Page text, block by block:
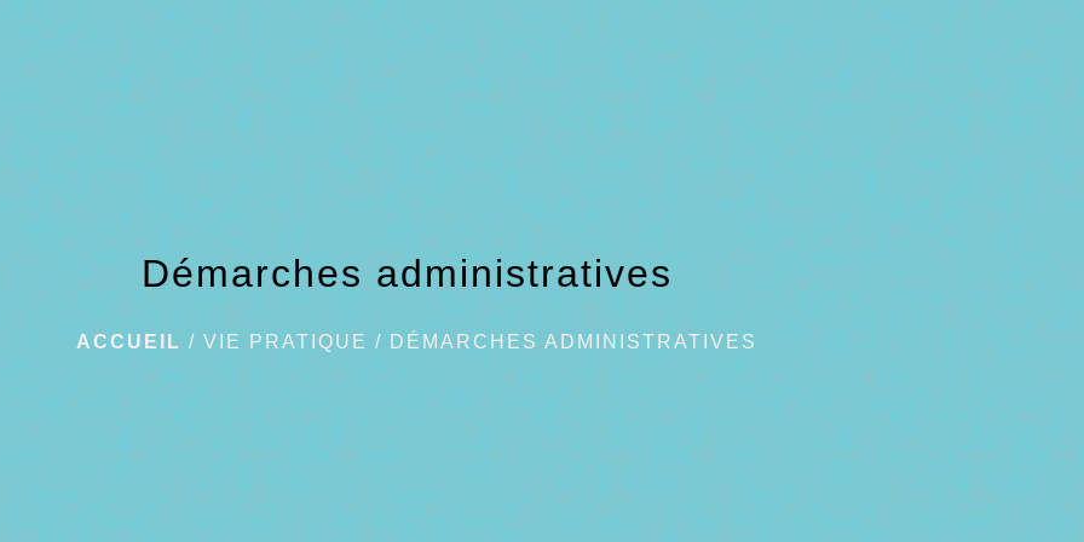
Démarches administratives
ACCUEIL /VIE PRATIQUE / DÉMARCHES ADMINISTRATIVES